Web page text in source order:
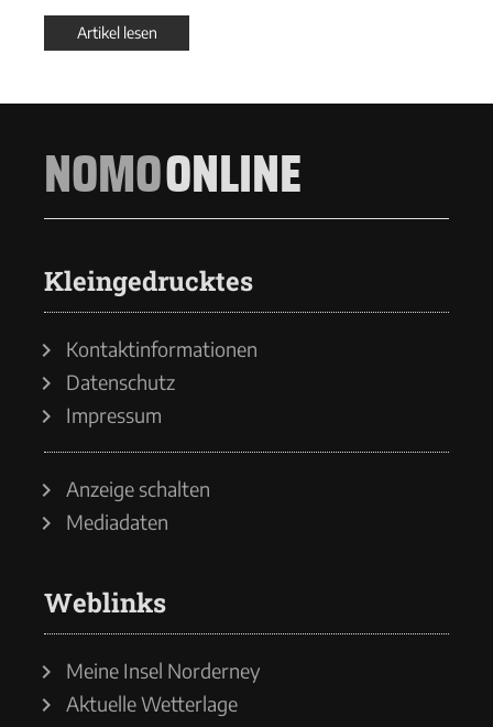
Artikel lesen
NOMOONLINE
Kleingedrucktes
Kontaktinformationen
Datenschutz
Impressum
Anzeige schalten
Mediadaten
Weblinks
Meine Insel Norderney
Aktuelle Wetterlage